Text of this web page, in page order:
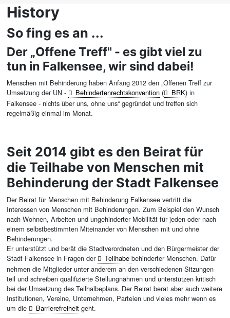
History
So fing es an ...
Der „Offene Treff" - es gibt viel zu
tun in Falkensee, wir sind dabei!
Menschen mit Behinderung haben Anfang 2012 den „Offenen Treff zur
Umsetzung der UN -
Behindertenrechtskonvention ( BRK) in
Falkensee - nichts über uns, ohne uns“ gegründet und treffen sich
regelmäßig einmal im Monat.
Seit 2014 gibt es den Beirat für
die Teilhabe von Menschen mit
Behinderung der Stadt Falkensee
Der Beirat für Menschen mit Behinderung Falkensee vertritt die
Interessen von Menschen mit Behinderungen. Zum Beispiel den Wunsch
nach Wohnen, Arbeiten und ungehinderter Mobilität für jeden oder nach
einem selbstbestimmten Miteinander von Menschen mit und ohne
Behinderungen.
Er unterstützt und berät die Stadtverordneten und den Bürgermeister der
Stadt Falkensee in Fragen der
Teilhabebehinderter Menschen. Dafür
nehmen die Mitglieder unter anderem an den verschiedenen Sitzungen
teil und schreiben qualifizierte Stellungnahmen und unterstützen kritisch
bei der Umsetzung des Teilhalbeplans. Der Beirat berät aber auch weitere
Institutionen, Vereine, Unternehmen, Parteien und vieles mehr wenn es
um die
Barrierefreiheit geht.